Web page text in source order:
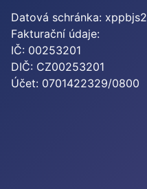
Datová schránka: xppbjs2
Fakturační údaje:
IČ: 00253201
DIČ: CZ00253201
Účet: 0701422329/0800